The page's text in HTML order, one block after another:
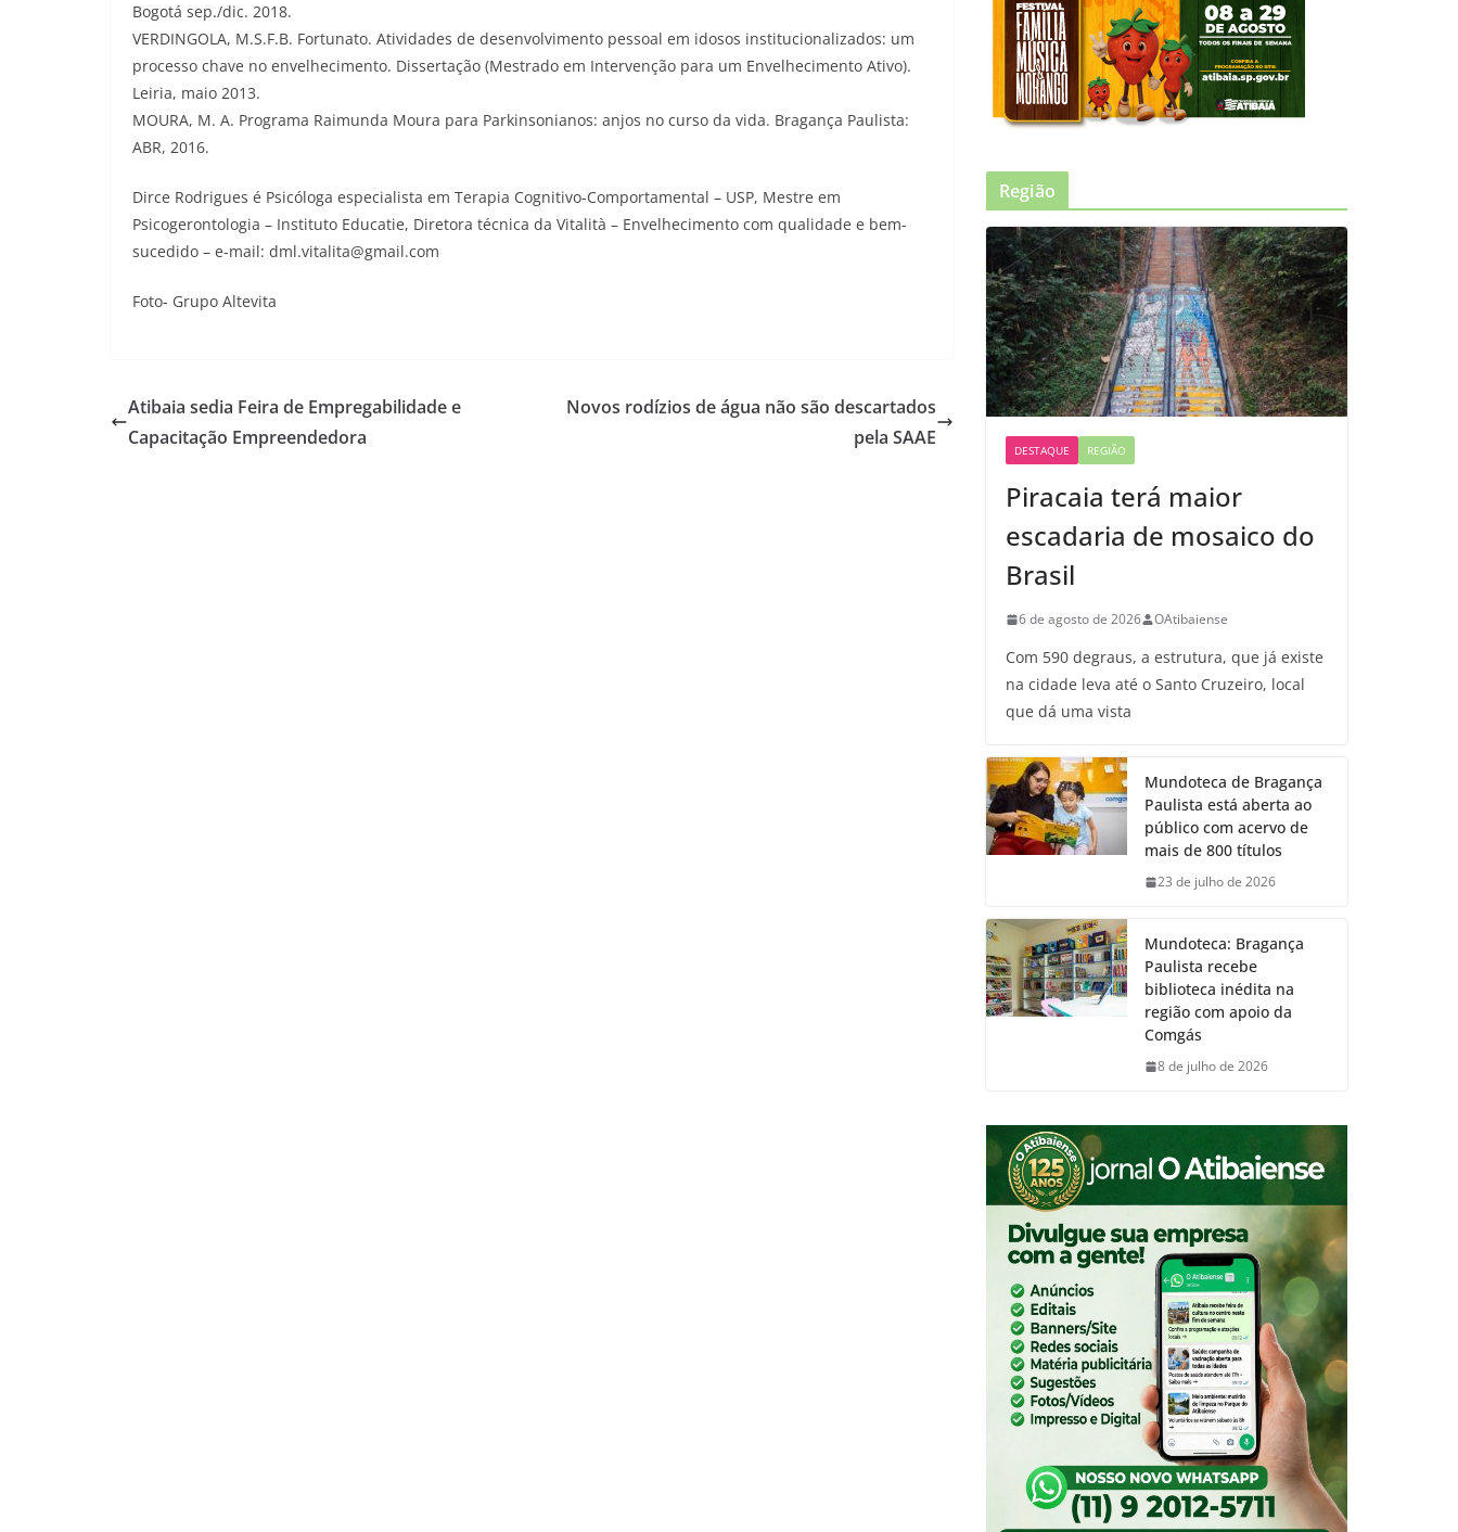
Bogotá sep./dic. 2018.
VERDINGOLA, M.S.F.B. Fortunato. Atividades de desenvolvimento pessoal em idosos institucionalizados: um
processo chave no envelhecimento. Dissertação (Mestrado em Intervenção para um Envelhecimento Ativo).
Leiria, maio 2013.
MOURA, M. A. Programa Raimunda Moura para Parkinsonianos: anjos no curso da vida. Bragança Paulista:
ABR, 2016.
Dirce Rodrigues é Psicóloga especialista em Terapia Cognitivo-Comportamental – USP, Mestre em
Psicogerontologia – Instituto Educatie, Diretora técnica da Vitalità – Envelhecimento com qualidade e bem-
sucedido – e-mail: dml.vitalita@gmail.com
Foto- Grupo Altevita
Atibaia sedia Feira de Empregabilidade e
Capacitação Empreendedora
Novos rodízios de água não são descartados
pela SAAE
Região
DESTAQUE REGIÃO
Piracaia terá maior
escadaria de mosaico do
Brasil
6 de agosto de 2026 OAtibaiense
Com 590 degraus, a estrutura, que já existe
na cidade leva até o Santo Cruzeiro, local
que dá uma vista
Mundoteca de Bragança
Paulista está aberta ao
público com acervo de
mais de 800 títulos
23 de julho de 2026
Mundoteca: Bragança
Paulista recebe
biblioteca inédita na
região com apoio da
Comgás
8 de julho de 2026